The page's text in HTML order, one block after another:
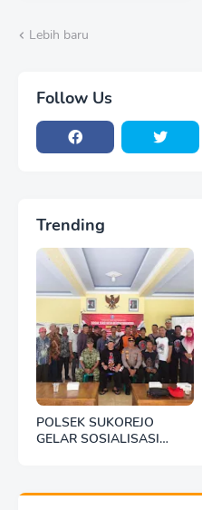
Lebih baru
Follow Us
Trending
POLSEK SUKOREJO
GELAR SOSIALISASI